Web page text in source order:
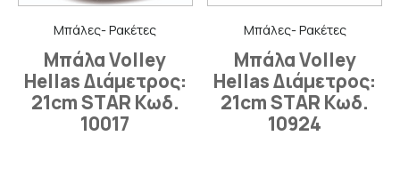
Μπάλες- Ρακέτες
Μπάλα Volley
Hellas Διάμετρος:
21cm STAR Κωδ.
10017
Μπάλες- Ρακέτες
Μπάλα Volley
Hellas Διάμετρος:
21cm STAR Κωδ.
10924